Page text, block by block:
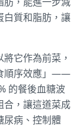
白質和脂肪，讓
它作為前菜，
順序效應」——
的餐後血糖波
合，讓這道菜成
尿病、控制體